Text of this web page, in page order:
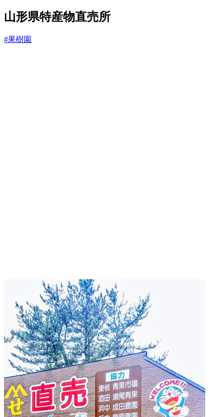
と
山形県特産物直売所
#果樹園